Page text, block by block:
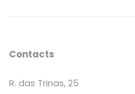
Contacts
R. das Trinas, 25